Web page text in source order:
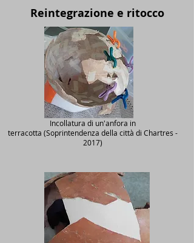
Reintegrazione e ritocco
Incollatura di un'anfora in
terracotta (Soprintendenza della città di Chartres -
2017)